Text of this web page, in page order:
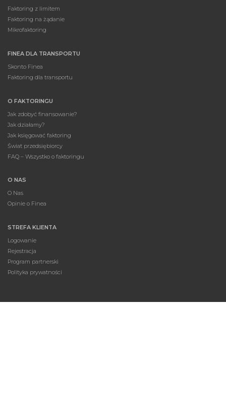
Faktoring z limitem
Faktoring na żądanie
Mikrofaktoring
FINEA DLA TRANSPORTU
Skonto Finea
Faktoring dla transportu
O FAKTORINGU
Jak zdobyć finansowanie?
Jak działamy?
Jak księgować faktoring
Świat przedsiębiorcy
FAQ – Wszystko o faktoringu
O NAS
O Nas
Opinie o Finea
STREFA KLIENTA
Logowanie
Rejestracja
Program partnerski
Polityka prywatności